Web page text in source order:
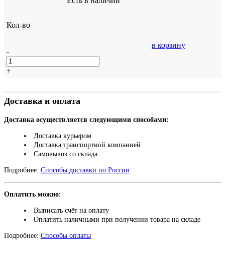
Кол-во
-
+
в корзину
Доставка и оплата
Доставка осуществляется следующими способами:
Доставка курьером
Доставка транспортной компанией
Самовывоз со склада
Подробнее: Способы доставки по России
Оплатить можно:
Выписать счёт на оплату
Оплатить наличными при получении товара на складе
Подробнее: Способы оплаты